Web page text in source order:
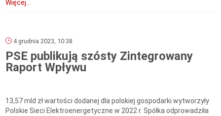
Więcej...
4 grudnia 2023, 10:38
PSE publikują szósty Zintegrowany
Raport Wpływu
13,57 mld zł wartości dodanej dla polskiej gospodarki wytworzyły
Polskie Sieci Elektroenergetyczne w 2022 r. Spółka odprowadziła